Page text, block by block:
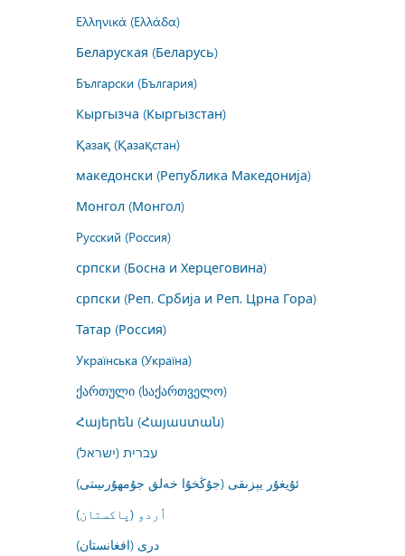
Ελληνικά (Ελλάδα)
Беларуская (Беларусь)
Български (България)
Кыргызча (Кыргызстан)
Қазақ (Қазақстан)
македонски (Република Македонија)
Монгол (Монгол)
Русский (Россия)
српски (Босна и Херцеговина)
српски (Реп. Србија и Реп. Црна Гора)
Татар (Россия)
Українська (Україна)
ქართული (საქართველო)
Հայերեն (Հայաստան)
עברית (ישראל)
ئۇيغۇر يېزىقى (جۇڭخۇا خەلق جۇمھۇرىيىتى)
اُردو (پاکستان)
درى (افغانستان)